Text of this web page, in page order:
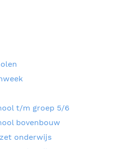
t/m groep 5/6
bovenbouw
onderwijs